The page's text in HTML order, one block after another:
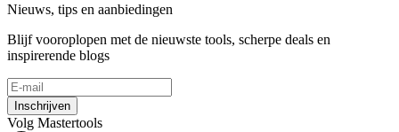
Nieuws, tips en aanbiedingen
Blijf vooroplopen met de nieuwste tools, scherpe deals en
inspirerende blogs
Inschrijven
Volg Mastertools